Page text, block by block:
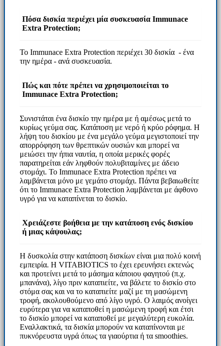
Πόσα δισκία περιέχει μία συσκευασία Immunace
Extra Protection;
Το Immunace Extra Protection περιέχει 30 δισκία - ένα
την ημέρα - ανά συσκευασία.
Πώς και πότε πρέπει να χρησιμοποιείται το
Immunace Extra Protection;
Συνιστάται ένα δισκίο την ημέρα με ή αμέσως μετά το
κυρίως γεύμα σας. Κατάποση με νερό ή κρύο ρόφημα. Η
λήψη του δισκίου με ένα μεγάλο γεύμα μεγιστοποιεί την
απορρόφηση των θρεπτικών ουσιών και μπορεί να
μειώσει την ήπια ναυτία, η οποία μερικές φορές
παρατηρείται εάν ληφθούν πολυβιταμίνες με άδειο
στομάχι. Το Immunace Extra Protection πρέπει να
λαμβάνεται μόνο με γεμάτο στομάχι. Πάντα βεβαιωθείτε
ότι το Immunace Extra Protection λαμβάνεται με άφθονο
υγρό για να καταπίνεται το δισκίο.
Χρειάζεστε βοήθεια με την κατάποση ενός δισκίου
ή μιας κάψουλας;
Η δυσκολία στην κατάποση δισκίων είναι μια πολύ κοινή
εμπειρία. Η VITABIOTICS το έχει ερευνήσει εκτενώς
και προτείνει μετά το μάσημα κάποιου φαγητού (π.χ.
μπανάνα), λίγο πριν καταπιείτε, να βάλετε το δισκίο στο
στόμα σας και να το καταπιείτε μαζί με τη μασώμενη
τροφή, ακολουθούμενο από λίγο υγρό. Ο λαιμός ανοίγει
ευρύτερα για να καταποθεί η μασώμενη τροφή και έτσι
το δισκίο μπορεί να καταποθεί με μεγαλύτερη ευκολία.
Εναλλακτικά, τα δισκία μπορούν να καταπίνονται με
πυκνόρευστα υγρά όπως τα γιαούρτια ή τα smoothies.